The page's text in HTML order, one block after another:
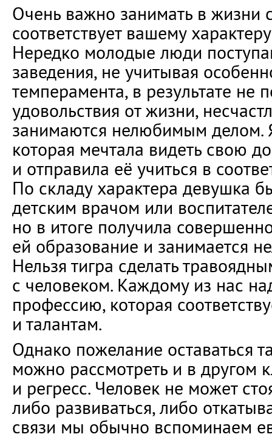
Очень важно занимать в жизни
соответствует вашему
Нередко молодые люди
заведения, не учитывая
темперамента, в результате не
удовольствия от жизни,
занимаются нелюбимым делом.
которая мечтала видеть свою
и отправила её учиться в
По складу характера девушка
детским врачом или
но в итоге получила
ей образование и занимается
Нельзя тигра сделать
с человеком. Каждому из нас
профессию, которая
и талантам.
Однако пожелание оставаться
можно рассмотреть и в другом
и регресс. Человек не может
либо развиваться, либо
связи мы обычно вспоминаем